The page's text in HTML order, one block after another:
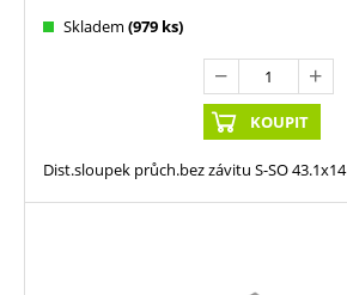
Skladem (979 ks)
KOUPIT
Dist.sloupek průch.bez závitu S-SO 43.1x14